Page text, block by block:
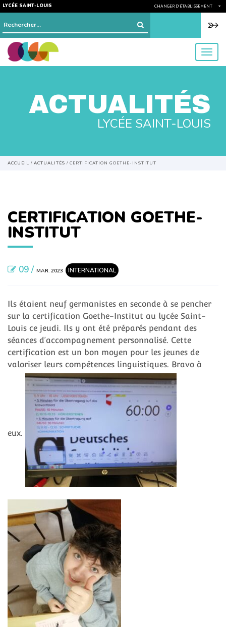
LYCÉE SAINT-LOUIS CHANGER D'ÉTABLISSEMENT
Rechercher :
menu
ACTUALITÉS
LYCÉE SAINT-LOUIS
ACCUEIL / ACTUALITÉS / CERTIFICATION GOETHE-INSTITUT
CERTIFICATION GOETHE-
INSTITUT
09 / MAR. 2023 INTERNATIONAL
Ils étaient neuf germanistes en seconde à se pencher
sur la certification Goethe-Institut au lycée Saint-
Louis ce jeudi. Ils y ont été préparés pendant des
séances d’accompagnement personnalisé. Cette
certification est un bon moyen pour les jeunes de
valoriser leurs compétences linguistiques. Bravo à
eux.